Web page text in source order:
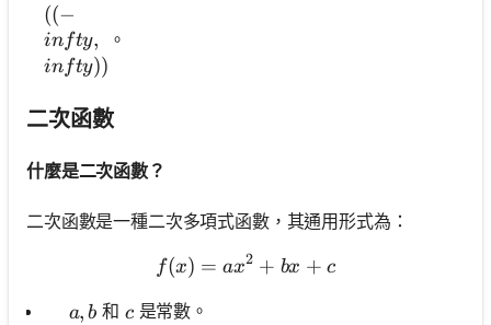
((-\\infty, \\infty))
((−
infty,
infty))
。
二次函數
什麼是二次函數？
二次函數是一種二次多項式函數，其通用形式為：
f(x)=a x^2+b x+c
f(x) = ax2 + bx + c
\,\quad a, b
a, b 和 c
c是常數。